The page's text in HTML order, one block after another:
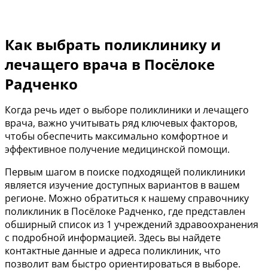
Как выбрать поликлинику и
лечащего врача в Посёлоке
Радченко
Когда речь идет о выборе поликлиники и лечащего
врача, важно учитывать ряд ключевых факторов,
чтобы обеспечить максимально комфортное и
эффективное получение медицинской помощи.
Первым шагом в поиске подходящей поликлиники
является изучение доступных вариантов в вашем
регионе. Можно обратиться к нашему справочнику
поликлиник в Посёлоке Радченко, где представлен
обширный список из 1 учреждений здравоохранения
с подробной информацией. Здесь вы найдете
контактные данные и адреса поликлиник, что
позволит вам быстро ориентироваться в выборе.